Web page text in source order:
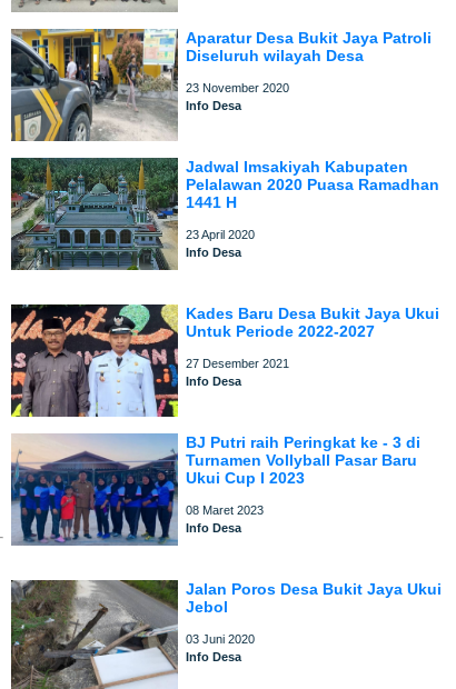
Aparatur Desa Bukit Jaya Patroli
Diseluruh wilayah Desa
23 November 2020
Info Desa
Jadwal Imsakiyah Kabupaten
Pelalawan 2020 Puasa Ramadhan
1441 H
23 April 2020
Info Desa
Kades Baru Desa Bukit Jaya Ukui
Untuk Periode 2022-2027
27 Desember 2021
Info Desa
BJ Putri raih Peringkat ke - 3 di
Turnamen Vollyball Pasar Baru
Ukui Cup I 2023
08 Maret 2023
Info Desa
Jalan Poros Desa Bukit Jaya Ukui
Jebol
03 Juni 2020
Info Desa